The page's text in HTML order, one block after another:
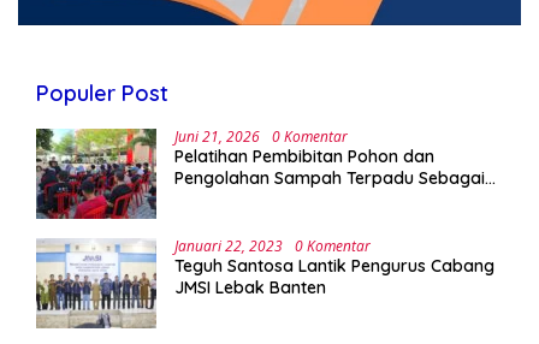
Populer Post
Juni 21, 2026 0 Komentar
Pelatihan Pembibitan Pohon dan
Pengolahan Sampah Terpadu Sebagai
Januari 22, 2023 0 Komentar
Teguh Santosa Lantik Pengurus Cabang
JMSI Lebak Banten